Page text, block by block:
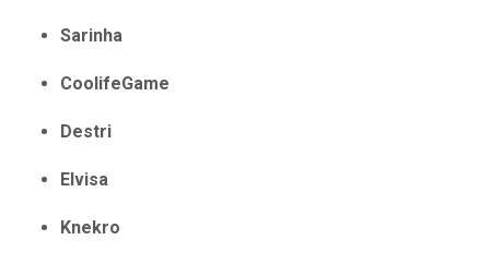
Sarinha
CoolifeGame
Destri
Elvisa
Knekro